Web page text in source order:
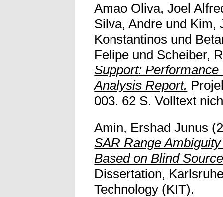
Amao Oliva, Joel
Silva, Andre und Kim,
Konstantinos und
Felipe und Scheiber,
Support:
Analysis Report.
003. 62 S. Volltext
Amin, Ershad Junus
SAR Range
Based on Blind
Dissertation,
Technology (KIT).